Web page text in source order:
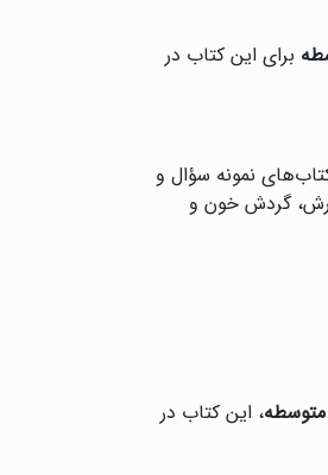
برای این کتاب در
نمونه سؤال و
گردش خون و
، این کتاب در